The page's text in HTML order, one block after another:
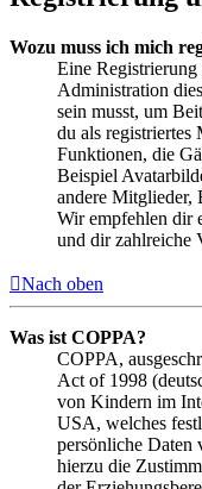
Wozu muss ich mich
Eine
Administration
sein musst, um
du als
Funktionen, die
Beispiel
andere Mitglieder,
Wir empfehlen dir
und dir zahlreiche
Nach oben
Was ist COPPA?
COPPA,
Act of 1998
von Kindern im
USA, welches
persönliche Daten
hierzu die